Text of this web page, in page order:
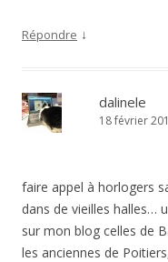
Répondre ↓
dalinele
18 février
faire appel à horlogers
dans de vieilles halles…
sur mon blog celles de
les anciennes de